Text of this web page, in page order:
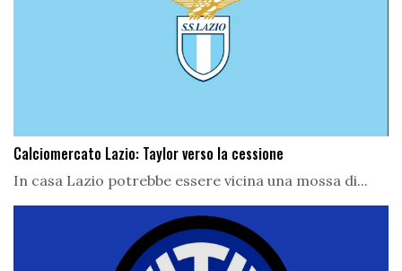
Calciomercato Lazio: Taylor verso la cessione
In casa Lazio potrebbe essere vicina una mossa di...